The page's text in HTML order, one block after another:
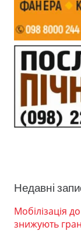
Недавні
Мобілізація
знижують